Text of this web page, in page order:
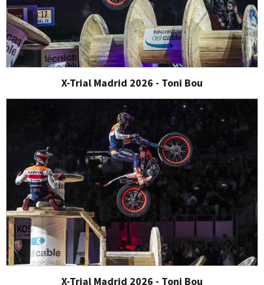
X-Trial Madrid 2026 - Toni Bou
X-Trial Madrid 2026 - Toni Bou